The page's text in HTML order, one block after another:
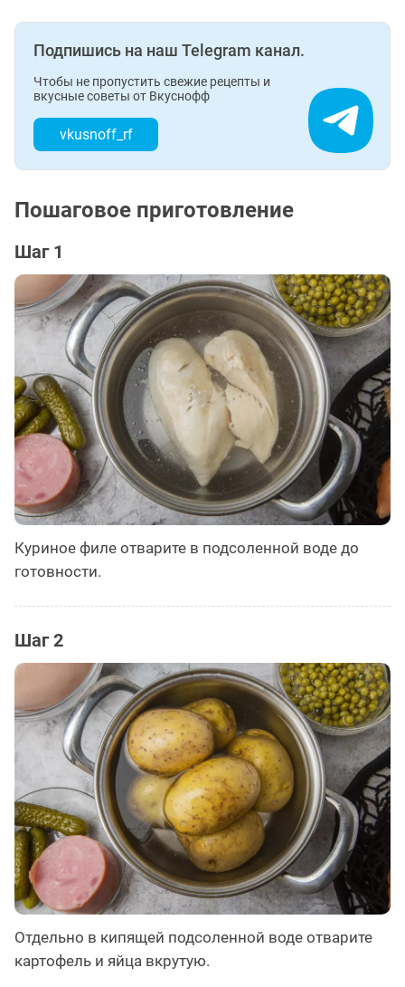
Подпишись на наш Telegram канал.
Чтобы не пропустить свежие рецепты и
вкусные советы от Вкуснофф
vkusnoff_rf
Пошаговое приготовление
Шаг 1
Куриное филе отварите в подсоленной воде до
готовности.
Шаг 2
Отдельно в кипящей подсоленной воде отварите
картофель и яйца вкрутую.